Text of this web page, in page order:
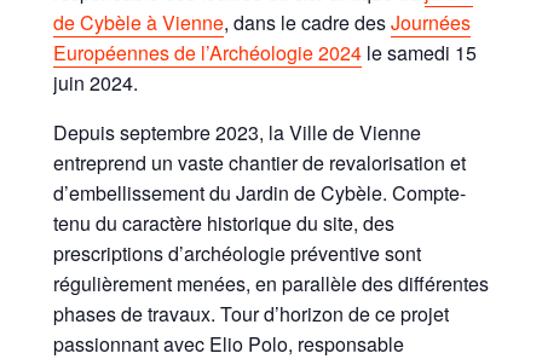
de Cybèle à Vienne, dans le cadre desJournées
Européennes de l’Archéologie 2024 le samedi 15
juin 2024.
Depuis septembre 2023, la Ville de Vienne
entreprend un vaste chantier de revalorisation et
d’embellissement du Jardin de Cybèle. Compte-
tenu du caractère historique du site, des
prescriptions d’archéologie préventive sont
régulièrement menées, en parallèle des différentes
phases de travaux. Tour d’horizon de ce projet
passionnant avec Elio Polo, responsable